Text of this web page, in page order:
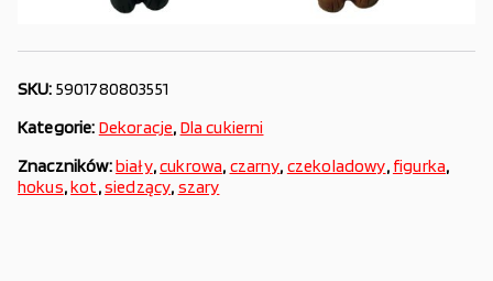
SKU: 5901780803551
Kategorie: Dekoracje, Dla cukierni
Znaczników:biały,cukrowa, czarny, czekoladowy, figurka,
hokus,kot,siedzący, szary